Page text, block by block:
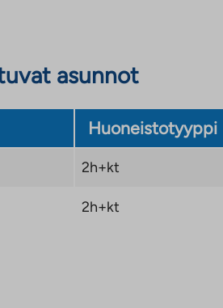
asunnot
Huoneistotyyppi
2h+kt
2h+kt